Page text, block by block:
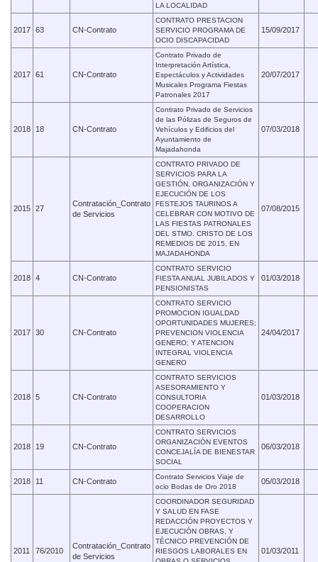
LA LOCALIDAD
2017 63 CN-Contrato
CONTRATO PRESTACION
SERVICIO PROGRAMA DE
OCIO DISCAPACIDAD
15/09/2017
2017 61 CN-Contrato
Contrato Privado de
Interpretación Artística,
Espectáculos y Actividades
Musicales Programa Fiestas
Patronales 2017
20/07/2017
2018 18 CN-Contrato
Contrato Privado de Servicios
de las Pólizas de Seguros de
Vehículos y Edificios del
Ayuntamiento de
Majadahonda
07/03/2018
2015 27
Contratación_Contrato
de Servicios
CONTRATO PRIVADO DE
SERVICIOS PARA LA
GESTIÓN, ORGANIZACIÓN Y
EJECUCIÓN DE LOS
FESTEJOS TAURINOS A
CELEBRAR CON MOTIVO DE
LAS FIESTAS PATRONALES
DEL STMO. CRISTO DE LOS
REMEDIOS DE 2015, EN
MAJADAHONDA
07/08/2015
2018 4 CN-Contrato
CONTRATO SERVICIO
FIESTA ANUAL JUBILADOS Y
PENSIONISTAS
01/03/2018
2017 30 CN-Contrato
CONTRATO SERVICIO
PROMOCION IGUALDAD
OPORTUNIDADES MUJERES;
PREVENCION VIOLENCIA
GENERO; Y ATENCION
INTEGRAL VIOLENCIA
GENERO
24/04/2017
2018 5 CN-Contrato
CONTRATO SERVICIOS
ASESORAMIENTO Y
CONSULTORIA
COOPERACION
DESARROLLO
01/03/2018
2018 19 CN-Contrato
CONTRATO SERVICIOS
ORGANIZACIÓN EVENTOS
CONCEJALÍA DE BIENESTAR
SOCIAL
06/03/2018
2018 11 CN-Contrato
Contrato Servicios Viaje de
ocio Bodas de Oro 2018
05/03/2018
2011 76/2010
Contratación_Contrato
de Servicios
COORDINADOR SEGURIDAD
Y SALUD EN FASE
REDACCIÓN PROYECTOS Y
EJECUCIÓN OBRAS, Y
TÉCNICO PREVENCIÓN DE
RIESGOS LABORALES EN
01/03/2011